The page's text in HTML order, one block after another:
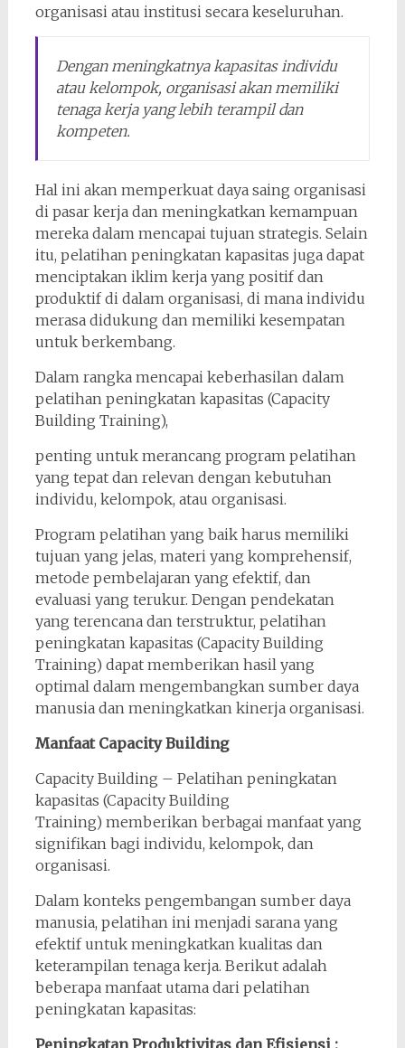
organisasi atau institusi secara keseluruhan.
Dengan meningkatnya kapasitas individu
atau kelompok, organisasi akan memiliki
tenaga kerja yang lebih terampil dan
kompeten.
Hal ini akan memperkuat daya saing organisasi
di pasar kerja dan meningkatkan kemampuan
mereka dalam mencapai tujuan strategis. Selain
itu, pelatihan peningkatan kapasitas juga dapat
menciptakan iklim kerja yang positif dan
produktif di dalam organisasi, di mana individu
merasa didukung dan memiliki kesempatan
untuk berkembang.
Dalam rangka mencapai keberhasilan dalam
pelatihan peningkatan kapasitas (Capacity
Building Training),
penting untuk merancang program pelatihan
yang tepat dan relevan dengan kebutuhan
individu, kelompok, atau organisasi.
Program pelatihan yang baik harus memiliki
tujuan yang jelas, materi yang komprehensif,
metode pembelajaran yang efektif, dan
evaluasi yang terukur. Dengan pendekatan
yang terencana dan terstruktur, pelatihan
peningkatan kapasitas (Capacity Building
Training) dapat memberikan hasil yang
optimal dalam mengembangkan sumber daya
manusia dan meningkatkan kinerja organisasi.
Manfaat Capacity Building
Capacity Building – Pelatihan peningkatan
kapasitas (Capacity Building
Training) memberikan berbagai manfaat yang
signifikan bagi individu, kelompok, dan
organisasi.
Dalam konteks pengembangan sumber daya
manusia, pelatihan ini menjadi sarana yang
efektif untuk meningkatkan kualitas dan
keterampilan tenaga kerja. Berikut adalah
beberapa manfaat utama dari pelatihan
peningkatan kapasitas:
Peningkatan Produktivitas dan Efisiensi :